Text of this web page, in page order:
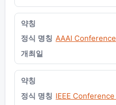
AAAI
IEEE